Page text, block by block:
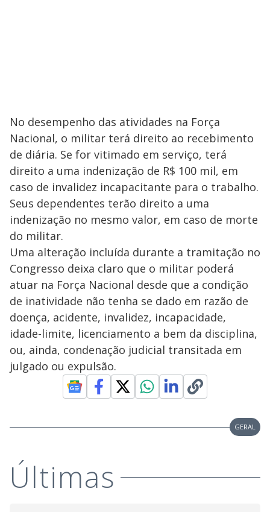
No desempenho das atividades na Força
Nacional, o militar terá direito ao recebimento
de diária. Se for vitimado em serviço, terá
direito a uma indenização de R$ 100 mil, em
caso de invalidez incapacitante para o trabalho.
Seus dependentes terão direito a uma
indenização no mesmo valor, em caso de morte
do militar.
Uma alteração incluída durante a tramitação no
Congresso deixa claro que o militar poderá
atuar na Força Nacional desde que a condição
de inatividade não tenha se dado em razão de
doença, acidente, invalidez, incapacidade,
idade-limite, licenciamento a bem da disciplina,
ou, ainda, condenação judicial transitada em
julgado ou expulsão.
GERAL
Últimas